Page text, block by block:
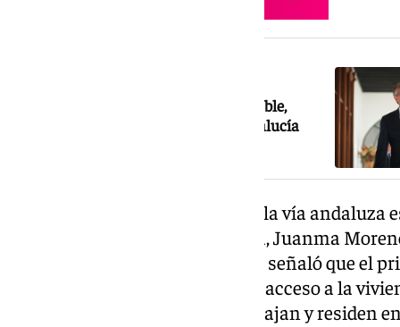
Gavira asegura que será un socio «fiable,
predecible y exigente» del PP en Andalucía
Bendodo sostuvo también que «la vía andaluza
felicitó al presidente de la Junta, Juanma
PP andaluz. En su intervención, señaló que el
autonómico continúa siendo el acceso a la
una prioridad para quienes trabajan y residen